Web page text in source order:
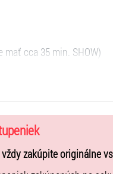
cca 35 min. SHOW)
Alive, Never Alone,
Spirit of the Hawk,...)
Sexy Body,...)
Tobě,...)
zakúpite originálne